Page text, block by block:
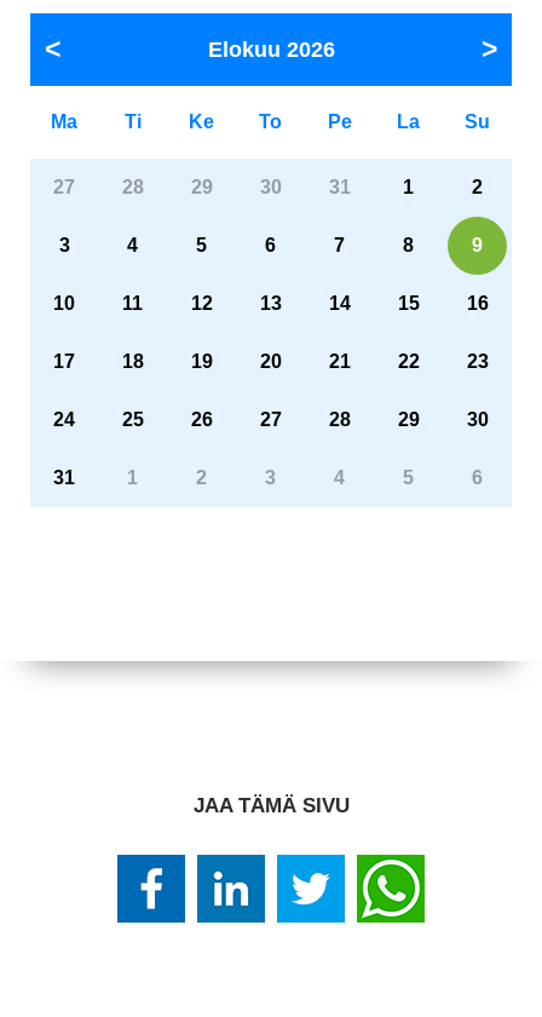
Elokuu 2026
Ma Ti Ke To Pe La Su
27 28 29 30 31 1 2
3 4 5 6 7 8 9
10 11 12 13 14 15 16
17 18 19 20 21 22 23
24 25 26 27 28 29 30
31 1 2 3 4 5 6
JAA TÄMÄ SIVU